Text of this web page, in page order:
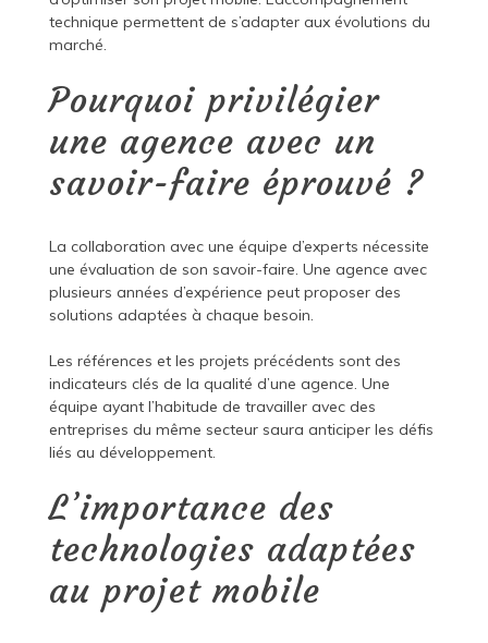
technique permettent de s’adapter aux évolutions du
marché.
Pourquoi privilégier
une agence avec un
savoir-faire éprouvé ?
La collaboration avec une équipe d’experts nécessite
une évaluation de son savoir-faire. Une agence avec
plusieurs années d’expérience peut proposer des
solutions adaptées à chaque besoin.
Les références et les projets précédents sont des
indicateurs clés de la qualité d’une agence. Une
équipe ayant l’habitude de travailler avec des
entreprises du même secteur saura anticiper les défis
liés au développement.
L’importance des
technologies adaptées
au projet mobile